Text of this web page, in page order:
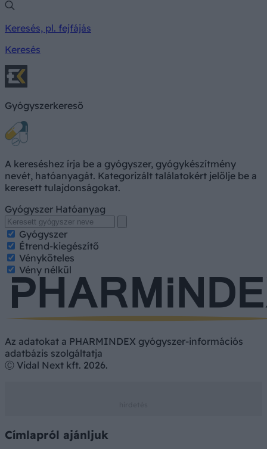
Keresés, pl. fejfájás
Keresés
Gyógyszerkereső
A kereséshez írja be a gyógyszer, gyógykészítmény
nevét, hatóanyagát. Kategorizált találatokért jelölje be a
keresett tulajdonságokat.
Gyógyszer Hatóanyag
Gyógyszer
Étrend-kiegészítő
Vényköteles
Vény nélkül
Az adatokat a PHARMINDEX gyógyszer-információs
adatbázis szolgáltatja
Ⓒ Vidal Next kft. 2026.
Címlapról ajánljuk